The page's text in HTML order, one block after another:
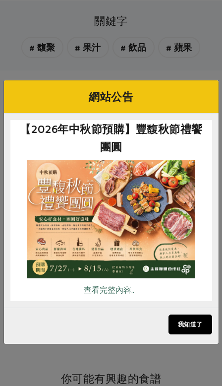
關鍵字
# 馥聚 # 果汁 # 飲品 # 蘋果
你可能有興趣的產品
馥聚有限公司
樂亞蜜有機綠豆-450g/包
450公克
常溫
馥聚有限公司
樂亞蜜有機三色藜麥-400g/包
400公克/包
$285
你可能有興趣的食譜
惜食 RPET 食譜 減硝酸鹽
雞蛋 食安 共同購買
網站公告
【2026年中秋節預購】豐馥秋節禮饗
團圓
查看完整內容..
我知道了